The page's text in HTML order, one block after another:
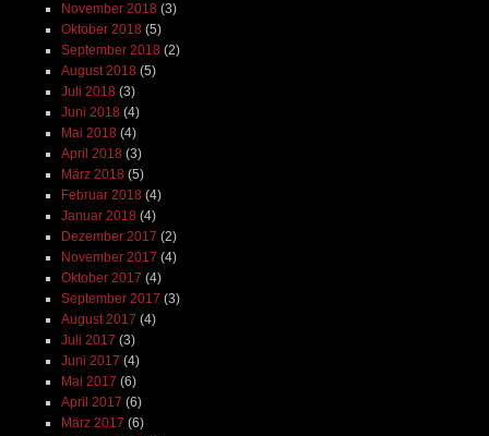
November 2018 (3)
Oktober 2018 (5)
September 2018 (2)
August 2018 (5)
Juli 2018 (3)
Juni 2018 (4)
Mai 2018 (4)
April 2018 (3)
März 2018 (5)
Februar 2018 (4)
Januar 2018 (4)
Dezember 2017 (2)
November 2017 (4)
Oktober 2017 (4)
September 2017 (3)
August 2017 (4)
Juli 2017 (3)
Juni 2017 (4)
Mai 2017 (6)
April 2017 (6)
März 2017 (6)